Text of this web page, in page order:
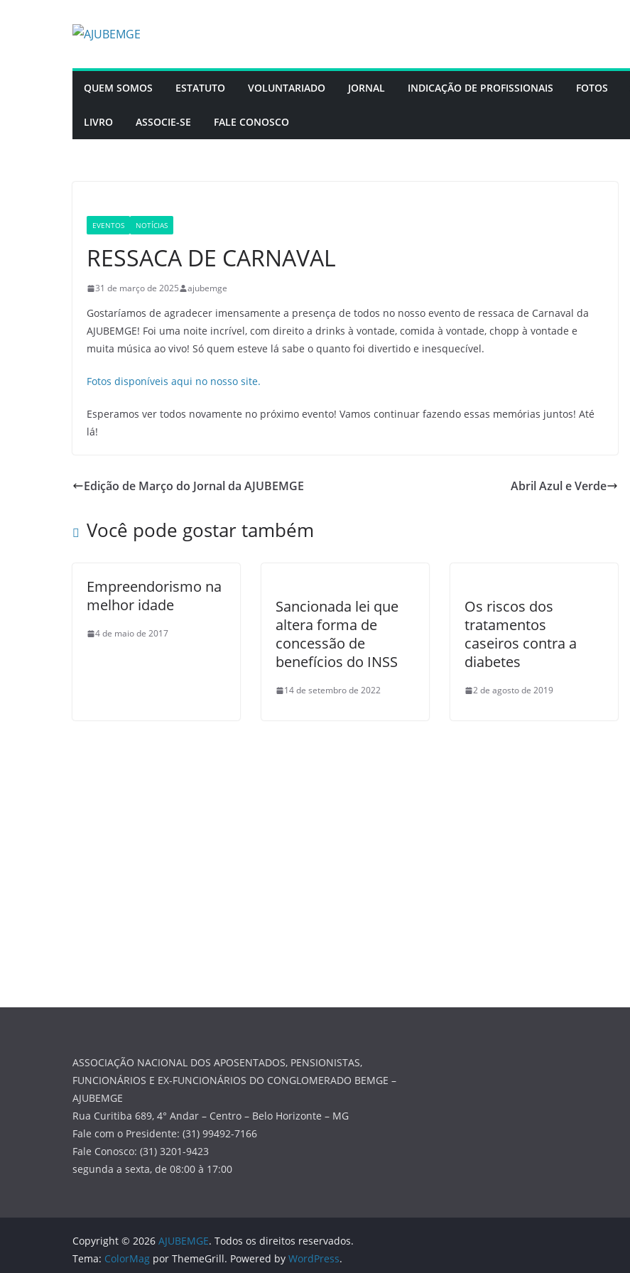
QUEM SOMOS ESTATUTO VOLUNTARIADO JORNAL INDICAÇÃO DE PROFISSIONAIS FOTOS
LIVRO ASSOCIE-SE FALE CONOSCO
EVENTOS NOTÍCIAS
RESSACA DE CARNAVAL
31 de março de 2025 ajubemge
Gostaríamos de agradecer imensamente a presença de todos no nosso evento de ressaca de Carnaval da
AJUBEMGE! Foi uma noite incrível, com direito a drinks à vontade, comida à vontade, chopp à vontade e
muita música ao vivo! Só quem esteve lá sabe o quanto foi divertido e inesquecível.
Fotos disponíveis aqui no nosso site.
Esperamos ver todos novamente no próximo evento! Vamos continuar fazendo essas memórias juntos! Até
lá!
Edição de Março do Jornal da AJUBEMGE Abril Azul e Verde
Você pode gostar também
Empreendorismo na
melhor idade
4 de maio de 2017
Sancionada lei que
altera forma de
concessão de
benefícios do INSS
14 de setembro de 2022
Os riscos dos
tratamentos
caseiros contra a
diabetes
2 de agosto de 2019
ASSOCIAÇÃO NACIONAL DOS APOSENTADOS, PENSIONISTAS,
FUNCIONÁRIOS E EX-FUNCIONÁRIOS DO CONGLOMERADO BEMGE –
AJUBEMGE
Rua Curitiba 689, 4° Andar – Centro – Belo Horizonte – MG
Fale com o Presidente: (31) 99492-7166
Fale Conosco: (31) 3201-9423
segunda a sexta, de 08:00 à 17:00
Copyright © 2026 AJUBEMGE. Todos os direitos reservados.
Tema: ColorMag por ThemeGrill. Powered by WordPress.